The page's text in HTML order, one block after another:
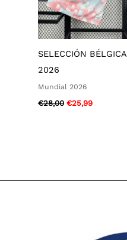
SELECCIÓN BÉLGICA
2026
Mundial 2026
€28,00 €25,99